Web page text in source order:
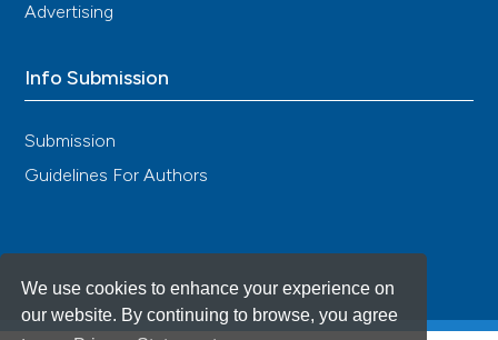
We use cookies to enhance your experience on
our website. By continuing to browse, you agree
Advertising
Info Submission
Submission
Guidelines For Authors